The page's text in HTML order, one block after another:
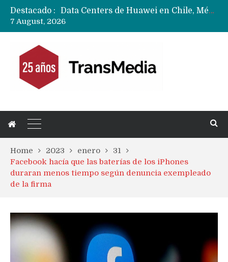
Destacado :
Data Centers de Huawei en Chile, México, Brasil,Perú y Argentina podrían verse afectados por arremetida de EE.UU
7 August, 2026
Home 2023 enero
31
Facebook hacía que las baterías de los iPhones
duraran menos tiempo según denuncia exempleado
de la firma